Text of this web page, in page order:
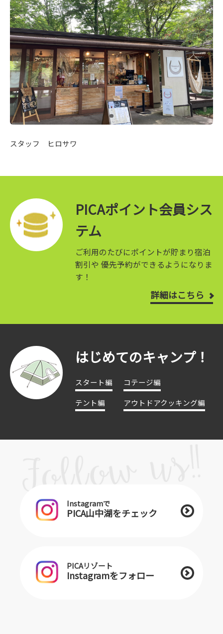
スタッフ ヒロサワ
PICAポイント会員シス
テム
ご利用のたびにポイントが貯まり宿泊
割引や 優先予約ができるようになりま
す！
詳細はこちら
はじめてのキャンプ！
スタート編
コテージ編
テント編
アウトドアクッキング編
Instagramで
PICA山中湖をチェック
PICAリゾート
Instagramをフォロー